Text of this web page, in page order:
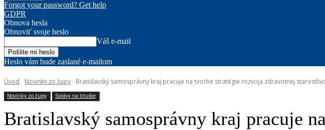
Forgot your password? Get help
GDPR
Obnova hesla
Obnoviť svoje heslo
Váš e-mail
Heslo vám bude zaslané e-mailom
Úvod Novinky zo župy Bratislavský samosprávny kraj pracuje na tvorbe stratégie rozvoja zdravotnej
Novinky zo župy Správy na titulke
Bratislavský samosprávny kraj pracuje